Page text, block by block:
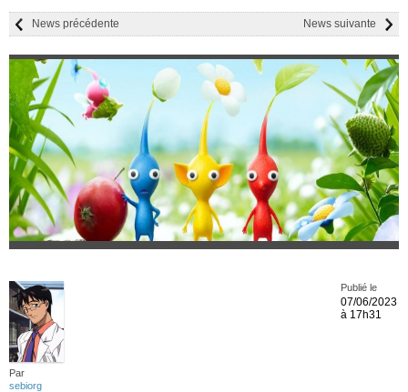
News suivante
News précédente
Par
sebiorg
Publié le
07/06/2023
à 17h31